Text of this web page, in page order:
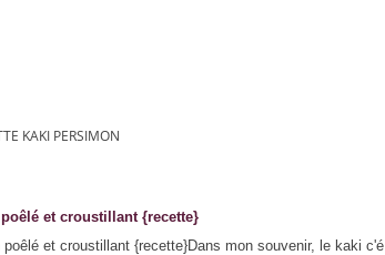
KAKI PERSIMON
et croustillant {recette}
Dans mon souvenir, le kaki c'é